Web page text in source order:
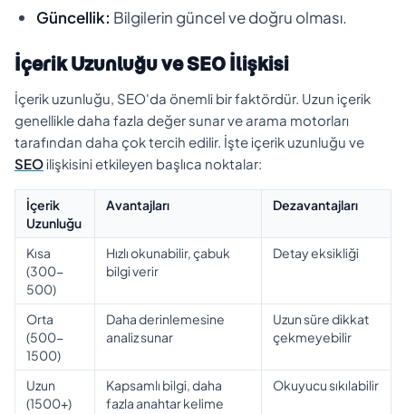
Güncellik: Bilgilerin güncel ve doğru olması.
İçerik Uzunluğu ve SEO İlişkisi
İçerik uzunluğu, SEO'da önemli bir faktördür. Uzun içerik
genellikle daha fazla değer sunar ve arama motorları
tarafından daha çok tercih edilir. İşte içerik uzunluğu ve
SEOilişkisini etkileyen başlıca noktalar:
İçerik
Uzunluğu
Avantajları Dezavantajları
Kısa
(300-
500)
Hızlı okunabilir, çabuk
bilgi verir
Detay eksikliği
Orta
(500-
1500)
Daha derinlemesine
analiz sunar
Uzun süre dikkat
çekmeyebilir
Uzun
(1500+)
Kapsamlı bilgi, daha
fazla anahtar kelime
Okuyucu sıkılabilir